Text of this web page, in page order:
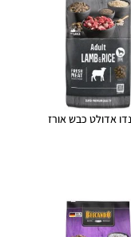
אדולט כבש אורז